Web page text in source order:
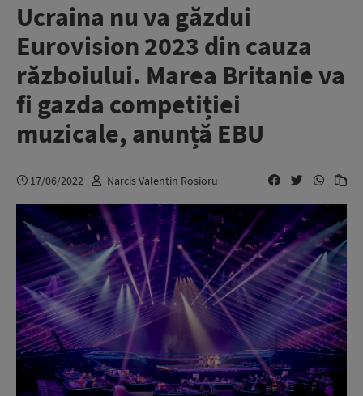
Ucraina nu va găzdui
Eurovision 2023 din cauza
războiului. Marea Britanie va
fi gazda competiției
muzicale, anunță EBU
17/06/2022 Narcis Valentin Rosioru